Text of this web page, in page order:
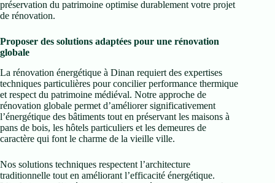
préservation du patrimoine optimise durablement votre projet
de rénovation.
Proposer des solutions adaptées pour une rénovation
globale
La rénovation énergétique à Dinan requiert des expertises
techniques particulières pour concilier performance thermique
et respect du patrimoine médiéval. Notre approche de
rénovation globale permet d’améliorer significativement
l’énergétique des bâtiments tout en préservant les maisons à
pans de bois, les hôtels particuliers et les demeures de
caractère qui font le charme de la vieille ville.
Nos solutions techniques respectent l’architecture
traditionnelle tout en améliorant l’efficacité énergétique.